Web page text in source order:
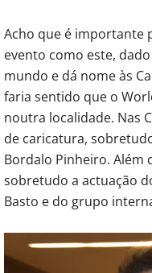
Acho que é importante
evento como este,
mundo e dá nome às
faria sentido que o
noutra localidade. Nas
de caricatura,
Bordalo Pinheiro. Além
sobretudo a actuação
Basto e do grupo